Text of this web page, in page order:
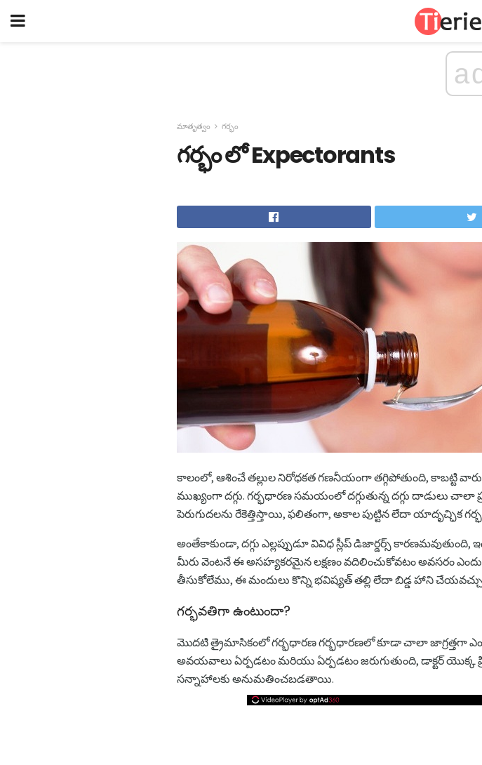
మాతృత్వం గర్భం
గర్భం లో Expectorants
కాలంలో, ఆశించే తల్లుల నిరోధకత గణనీయంగా తగ్గిపోతుంది, కాబట్టి
ముఖ్యంగా దగ్గు. గర్భధారణ సమయంలో దగ్గుతున్న దగ్గు దాడులు
పెరుగుదలను రేకెత్తిస్తాయి, ఫలితంగా, అకాల పుట్టిన లేదా యాదృచ్ఛిక
అంతేకాకుండా, దగ్గు ఎల్లప్పుడూ వివిధ స్లీప్ డిజార్డర్స్
మీరు వెంటనే ఈ అసహ్యకరమైన లక్షణం వదిలించుకోవటం అవసరం
తీసుకోలేము, ఈ మందులు కొన్ని భవిష్యత్ తల్లి లేదా బిడ్డ హాని
గర్భవతిగా ఉంటుందా?
మొదటి త్రైమాసికంలో గర్భధారణ గర్భధారణలో కూడా చాలా జాగ్రత్తగా
అవయవాలు ఏర్పడటం మరియు ఏర్పడటం జరుగుతుంది, డాక్టర్ యొక్క
సన్నాహాలకు అనుమతించబడతాయి.